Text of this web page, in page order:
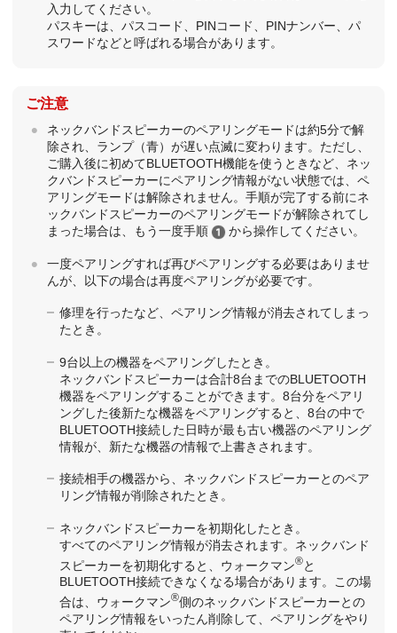
入力してください。
パスキーは、パスコード、PINコード、PINナンバー、パ
スワードなどと呼ばれる場合があります。
ご注意
ネックバンドスピーカーのペアリングモードは約5分で解
除され、ランプ（青）が遅い点滅に変わります。ただし、
ご購入後に初めてBLUETOOTH機能を使うときなど、ネッ
クバンドスピーカーにペアリング情報がない状態では、ペ
アリングモードは解除されません。手順が完了する前にネ
ックバンドスピーカーのペアリングモードが解除されてし
まった場合は、もう一度手順
から操作してください。
一度ペアリングすれば再びペアリングする必要はありませ
んが、以下の場合は再度ペアリングが必要です。
修理を行ったなど、ペアリング情報が消去されてしまっ
たとき。
9台以上の機器をペアリングしたとき。
ネックバンドスピーカーは合計8台までのBLUETOOTH
機器をペアリングすることができます。8台分をペアリ
ングした後新たな機器をペアリングすると、8台の中で
BLUETOOTH接続した日時が最も古い機器のペアリング
情報が、新たな機器の情報で上書きされます。
接続相手の機器から、ネックバンドスピーカーとのペア
リング情報が削除されたとき。
ネックバンドスピーカーを初期化したとき。
すべてのペアリング情報が消去されます。ネックバンド
スピーカーを初期化すると、ウォークマン®と
BLUETOOTH接続できなくなる場合があります。この場
合は、ウォークマン®側のネックバンドスピーカーとの
ペアリング情報をいったん削除して、ペアリングをやり